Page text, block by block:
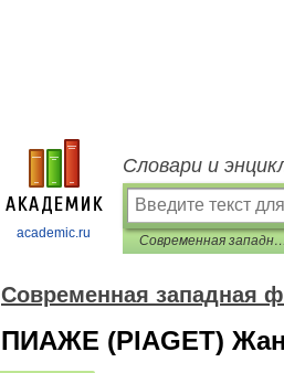
academic.ru
Словари и
Современная западная философия. Энциклопедический словарь
Современная западная
ПИАЖЕ (PIAGET) Жан